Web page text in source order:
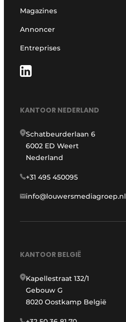
Magazines
Annoncer
Entreprises
KANTOOR NEDERLAND
Schatbeurderlaan 6
6002 ED Weert
Nederland
+31 495 450095
info@louwersmediagroep.nl
KANTOOR BELGIË
Kapellestraat 132/1
Gebouw G
8020 Oostkamp België